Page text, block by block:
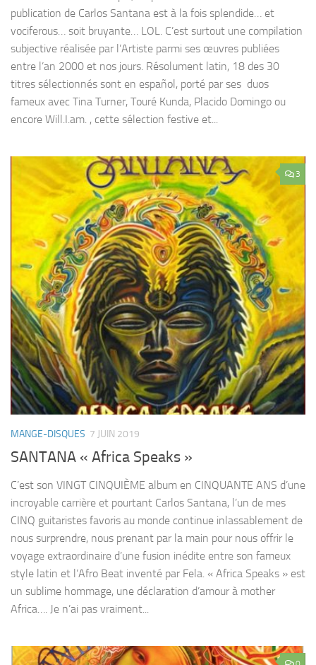
publication de Carlos Santana est à la fois splendide… et
vociferous… soit bruyante… LOL. C’est surtout une compilation
subjective réalisée par l’Artiste parmi ses œuvres publiées
entre l’an 2000 et nos jours. Résolument latin, 18 des 30
titres sélectionnés sont en español, porté par ses duos
fameux avec Tina Turner, Touré Kunda, Placido Domingo ou
encore Will.I.am. , cette sélection festive et...
3
MANGE-DISQUES 7 JUIN 2019
SANTANA « Africa Speaks »
C’est son VINGT CINQUIÈME album en CINQUANTE ANS d’une
incroyable carrière et pourtant Carlos Santana, l’un de mes
CINQ guitaristes favoris au monde continue inlassablement de
nous surprendre, nous prenant par la main pour nous offrir le
voyage extraordinaire d’une fusion inédite entre son fameux
style latin et l’Afro Beat inventé par Fela. « Africa Speaks » est
un sublime hommage, une déclaration d’amour à mother
Africa…. Je n’ai pas vraiment...